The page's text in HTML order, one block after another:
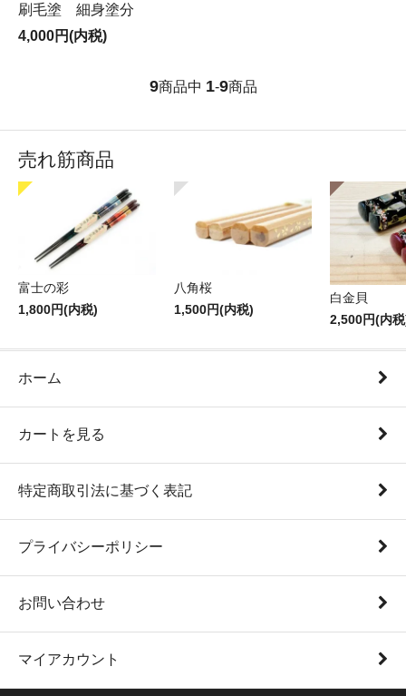
刷毛塗 細身塗分
4,000円(内税)
9商品中 1-9商品
売れ筋商品
富士の彩
1,800円(内税)
八角桜
1,500円(内税)
白金貝
2,500円(内
ホーム
カートを見る
特定商取引法に基づく表記
プライバシーポリシー
お問い合わせ
マイアカウント